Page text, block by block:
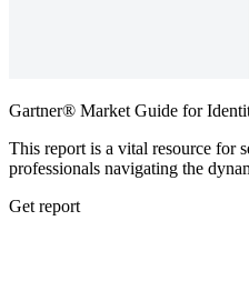
Gartner® Market Guide for
This report is a vital resource for
professionals navigating the
Get report